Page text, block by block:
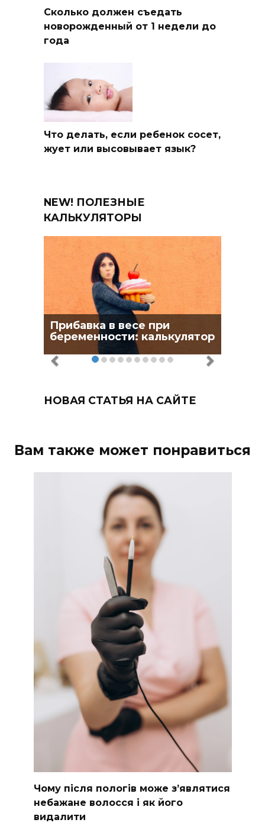
Сколько должен съедать
новорожденный от 1 недели до
года
Что делать, если ребенок сосет,
жует или высовывает язык?
NEW! ПОЛЕЗНЫЕ
КАЛЬКУЛЯТОРЫ
Прибавка в весе при
беременности: калькулятор
НОВАЯ СТАТЬЯ НА САЙТЕ
Вам также может понравиться
Чому після пологів може з’являтися
небажане волосся і як його
видалити